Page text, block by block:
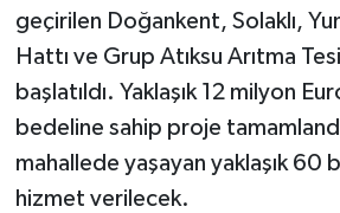
geçirilen Doğankent, Solaklı,
Hattı ve Grup Atıksu Arıtma
başlatıldı. Yaklaşık 12 milyon
bedeline sahip proje
mahallede yaşayan yaklaşık 60
hizmet verilecek.